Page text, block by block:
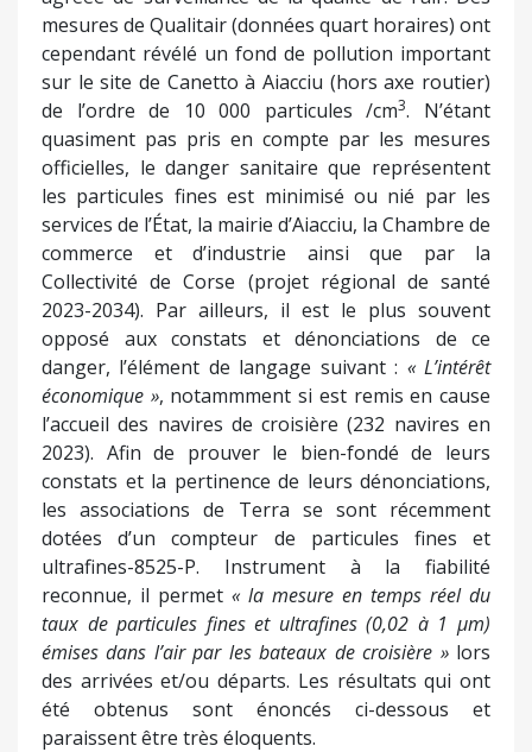
mesures de Qualitair (données quart horaires) ont
cependant révélé un fond de pollution important
sur le site de Canetto à Aiacciu (hors axe routier)
de l’ordre de 10 000 particules /cm3. N’étant
quasiment pas pris en compte par les mesures
officielles, le danger sanitaire que représentent
les particules fines est minimisé ou nié par les
services de l’État, la mairie d’Aiacciu, la Chambre de
commerce et d’industrie ainsi que par la
Collectivité de Corse (projet régional de santé
2023-2034). Par ailleurs, il est le plus souvent
opposé aux constats et dénonciations de ce
danger, l’élément de langage suivant : « L’intérêt
économique », notammment si est remis en cause
l’accueil des navires de croisière (232 navires en
2023). Afin de prouver le bien-fondé de leurs
constats et la pertinence de leurs dénonciations,
les associations de Terra se sont récemment
dotées d’un compteur de particules fines et
ultrafines-8525-P. Instrument à la fiabilité
reconnue, il permet « la mesure en temps réel du
taux de particules fines et ultrafines (0,02 à 1 µm)
émises dans l’air par les bateaux de croisière »lors
des arrivées et/ou départs. Les résultats qui ont
été obtenus sont énoncés ci-dessous et
paraissent être très éloquents.